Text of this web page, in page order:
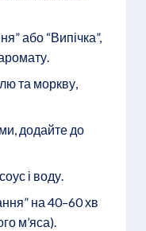
або “Випічка”,
та моркву,
додайте до
і воду.
на 40–60 хв
м’яса).